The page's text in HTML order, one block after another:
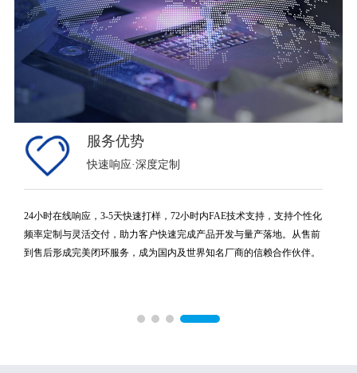
服务优势
快速响应·深度定制
24小时在线响应，3-5天快速打样，72小时内FAE技术支持，支持个性化
频率定制与灵活交付，助力客户快速完成产品开发与量产落地。从售前
到售后形成完美闭环服务，成为国内及世界知名厂商的信赖合作伙伴。